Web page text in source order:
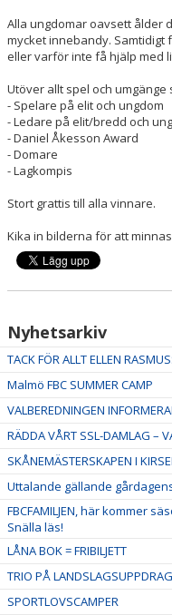
Alla ungdomar oavsett ålder
mycket innebandy.
eller varför inte få hjälp med
Utöver allt spel och
- Spelare på elit och ungdom
- Ledare på elit/bredd och
- Daniel Åkesson Award
- Domare
- Lagkompis
Stort grattis till alla vinnare.
Kika in bilderna för att
Nyhetsarkiv
TACK FÖR ALLT ELLEN
Malmö FBC SUMMER CAMP
VALBEREDNINGEN
RÄDDA VÅRT SSL-DAMLAG –
SKÅNEMÄSTERSKAPEN I
Uttalande gällande
FBCFAMILJEN, här kommer
Snälla läs!
LÅNA BOK = FRIBILJETT
TRIO PÅ LANDSLAGSUPPDRAG
SPORTLOVSCAMPER